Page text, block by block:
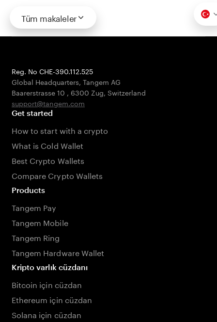
Tüm makaleler
Reg. No CHE-390.112.525
Global Headquarters, Tangem AG
Baarerstrasse 10 , 6300 Zug, Switzerland
support@tangem.com
Get started
How to start with a crypto
What is Cold Wallet
Best Crypto Wallets
Compare Crypto Wallets
Products
Tangem Pay
Tangem Mobile
Tangem Ring
Tangem Hardware Wallet
Kripto varlık cüzdanı
Bitcoin için cüzdan
Ethereum için cüzdan
Solana için cüzdan